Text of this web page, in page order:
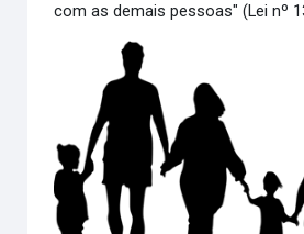
com as demais pessoas" (Lei nº